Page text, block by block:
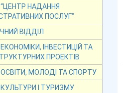
“ЦЕНТР НАДАННЯ
ПОСЛУГ”
ВІДДІЛ
ЕКОНОМІКИ, ІНВЕСТИЦІЙ ТА
ПРОЕКТІВ
ОСВІТИ, МОЛОДІ ТА СПОРТУ
КУЛЬТУРИ І ТУРИЗМУ